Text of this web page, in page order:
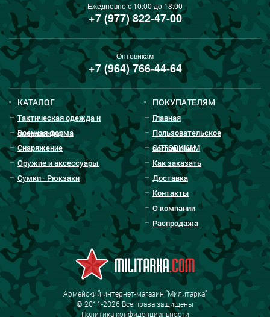
Ежедневно с 10:00 до 18:00
+7 (977) 822-47-00
Оптовикам
+7 (964) 766-44-64
КАТАЛОГ
Тактическая одежда и
снаряжение
Военная форма
Снаряжение
Оружие и аксессуары
Сумки - Рюкзаки
ПОКУПАТЕЛЯМ
Главная
Пользовательское
соглашение
ОПТОВИКАМ
Как заказать
Доставка
Контакты
О компании
Распродажа
Армейский интернет-магазин "Милитарка"
© 2011-2026 Все права защищены
Политика конфиденциальности